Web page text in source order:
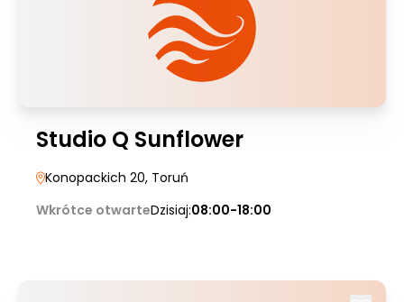
Studio Q Sunflower
Konopackich 20, Toruń
Wkrótce otwarteDzisiaj:08:00-18:00